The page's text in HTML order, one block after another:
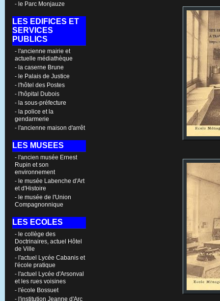
- le Parc Monjauze
LES EDIFICES ET
SERVICES
PUBLICS
- l'ancienne mairie et
actuelle médiathèque
- la caserne Brune
- le Palais de Justice
- l'hôtel des Postes
- l'hôpital Dubois
- la sous-préfecture
- la police et la
gendarmerie
- l'ancienne maison d'arrêt
LES MUSEES
- l'ancien musée Ernest
Rupin et son
environnement
- le musée Labenche d'Art
et d'Histoire
- le musée de l'Union
Compagnonnique
LES ECOLES
- le collège des
Doctrinaires, actuel Hôtel
de Ville
- l'actuel Lycée Cabanis et
l'école pratique
- l'actuel Lycée d'Arsonval
et les rues voisines
- l'école Bossuet
- l'institution Jeanne d'Arc